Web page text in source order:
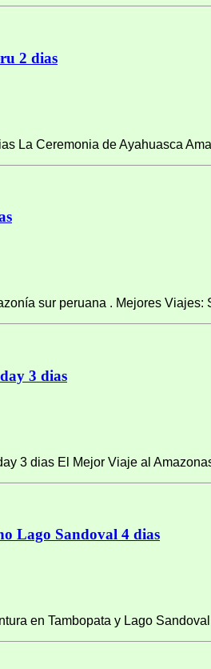
2 dias
La Ceremonia de Ayahuasca
sur peruana . Mejores Viajes:
3 dias
3 dias El Mejor Viaje al
Lago Sandoval 4 dias
en Tambopata y Lago